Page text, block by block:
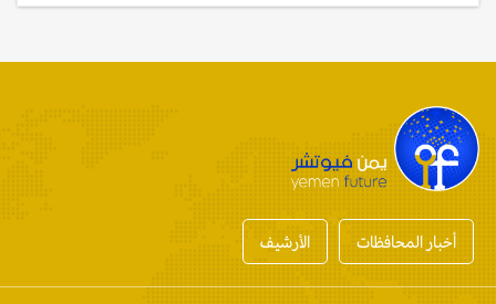
أخبار المحافظات الأرشيف